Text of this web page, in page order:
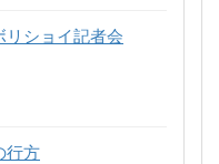
ショイ記者会
行方